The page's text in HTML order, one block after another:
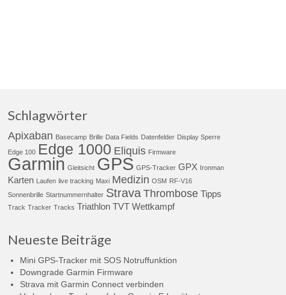
Schlagwörter
Apixaban Basecamp Brille Data Fields Datenfelder Display Sperre
Edge 100 Edge 1000 Eliquis Firmware
Garmin Gleitsicht GPS GPS-Tracker GPX Ironman
Karten Laufen live tracking Maxi Medizin OSM RF-V16
Sonnenbrille Startnummernhalter Strava Thrombose Tipps
Track Tracker Tracks Triathlon TVT Wettkampf
Neueste Beiträge
Mini GPS-Tracker mit SOS Notruffunktion
Downgrade Garmin Firmware
Strava mit Garmin Connect verbinden